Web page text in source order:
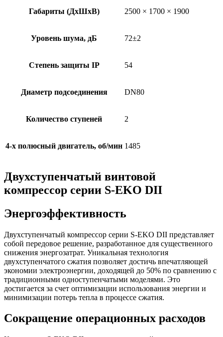
Габариты (ДхШхВ) 2500 × 1700 × 1900
Уровень шума, дБ 72±2
Степень защиты IP 54
Диаметр подсоединения DN80
Количество ступеней 2
4-х полюсный двигатель, об/мин 1485
Двухступенчатый винтовой
компрессор серии S-EKO DII
Энергоэффективность
Двухступенчатый компрессор серии S-EKO DII представляет
собой передовое решение, разработанное для существенного
снижения энергозатрат. Уникальная технология
двухступенчатого сжатия позволяет достичь впечатляющей
экономии электроэнергии, доходящей до 50% по сравнению с
традиционными одноступенчатыми моделями. Это
достигается за счет оптимизации использования энергии и
минимизации потерь тепла в процессе сжатия.
Сокращение операционных расходов